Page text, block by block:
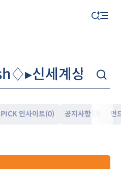
PICK 인사이트(0) 공지사항 펀